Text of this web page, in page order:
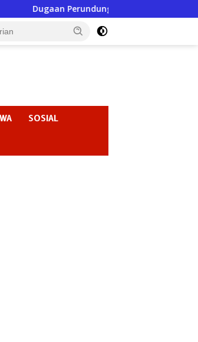
di SMPN 3 Gondang Jadi Sorotan,
SOSIAL